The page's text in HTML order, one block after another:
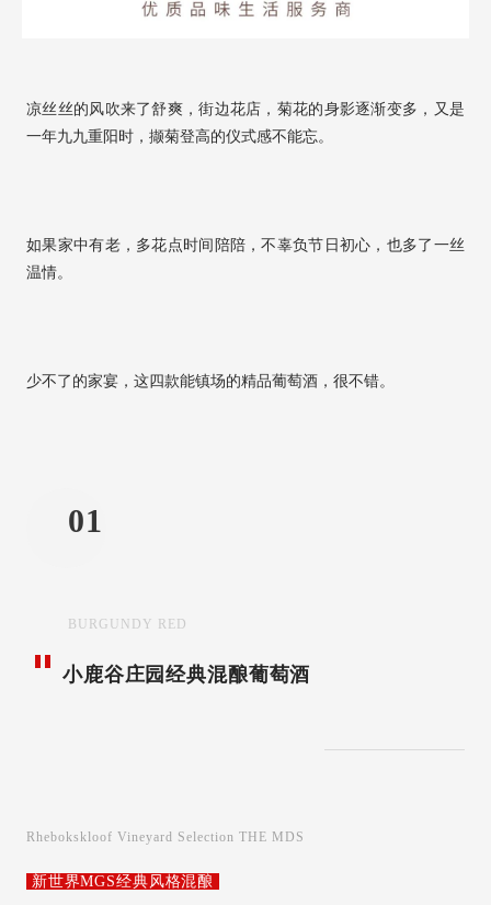
凉丝丝的风吹来了舒爽，街边花店，菊花的身影逐渐变多，又是
一年九九重阳时，撷菊登高的仪式感不能忘。
如果家中有老，多花点时间陪陪，不辜负节日初心，也多了一丝
温情。
少不了的家宴，这四款能镇场的精品葡萄酒，很不错。
01
BURGUNDY RED
小鹿谷庄园经典混酿葡萄酒
Rhebokskloof Vineyard Selection THE MDS
新世界MGS经典风格混酿